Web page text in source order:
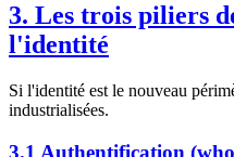
3. Les trois piliers
l'identité
Si l'identité est le nouveau
industrialisées.
3.1 Authentification